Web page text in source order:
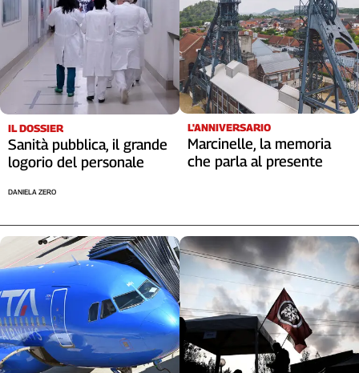
IL DOSSIER
Sanità pubblica, il grande
logorio del personale
DANIELA ZERO
L'ANNIVERSARIO
Marcinelle, la memoria
che parla al presente